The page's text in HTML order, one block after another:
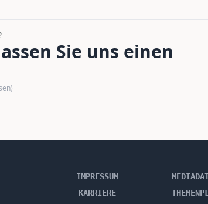
Sie uns einen
IMPRESSUM
KARRIERE